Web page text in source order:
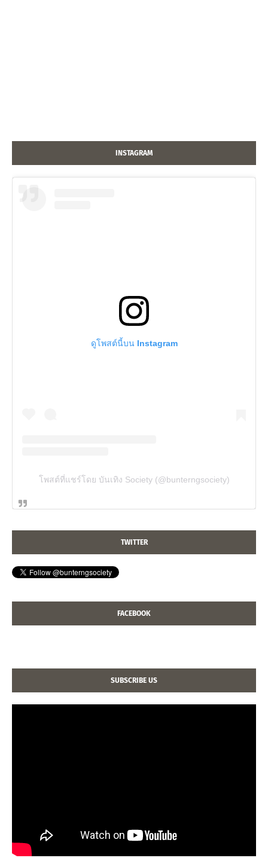
INSTAGRAM
ดูโพสต์นี้บน Instagram
โพสต์ที่แชร์โดย บันเทิง Society (@bunterngsociety)
TWITTER
FACEBOOK
SUBSCRIBE US